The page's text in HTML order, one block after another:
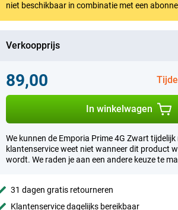
niet beschikbaar in combinatie met een
Verkoopprijs
89,00
In winkelwagen
We kunnen de Emporia Prime 4G Zwart tijdelijk
klantenservice weet niet wanneer dit product
wordt. We raden je aan een andere keuze te
31 dagen gratis retourneren
Klantenservice dagelijks bereikbaar